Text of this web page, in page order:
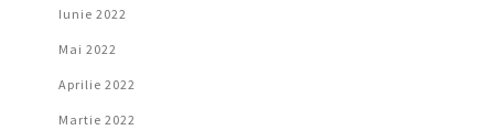
Iunie 2022
Mai 2022
Aprilie 2022
Martie 2022